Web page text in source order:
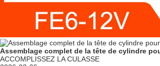
Assemblage complet de la tête de cylindre
ACCOMPLISSEZ LA CULASSE